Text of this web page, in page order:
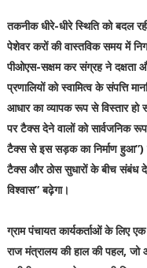
तकनीक धीरे-धीरे स्थिति को बदल
पेशेवर करों की वास्तविक समय में
पीओएस-सक्षम कर संग्रह ने दक्षता
प्रणालियों को स्वामित्व के संपत्ति
आधार का व्यापक रूप से विस्तार
पर टैक्स देने वालों को सार्वजनिक
टैक्स से इस सड़क का निर्माण
टैक्स और ठोस सुधारों के बीच संबंध
विश्वास” बढ़ेगा।
ग्राम पंचायत कार्यकर्ताओं के लिए
राज मंत्रालय की हाल की पहल,